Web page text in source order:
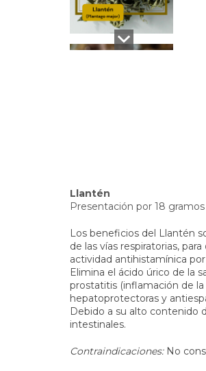
Llantén
Presentación por 18 gramos
Los beneficios del Llantén
de las vías respiratorias,
actividad antihistamínica
Elimina el ácido úrico de la
prostatitis (inflamación de
hepatoprotectoras y
Debido a su alto contenido
intestinales.
Contraindicaciones: No